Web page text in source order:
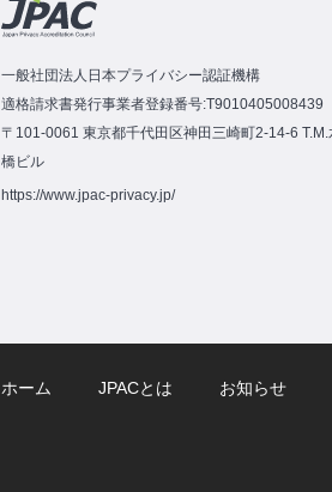
一般社団法人日本プライバシー認証機構
適格請求書発行事業者登録番号:T9010405008439
〒101-0061 東京都千代田区神田三崎町2-14-6 T.M.
橋ビル
https://www.jpac-privacy.jp/
ホーム JPACとは お知らせ